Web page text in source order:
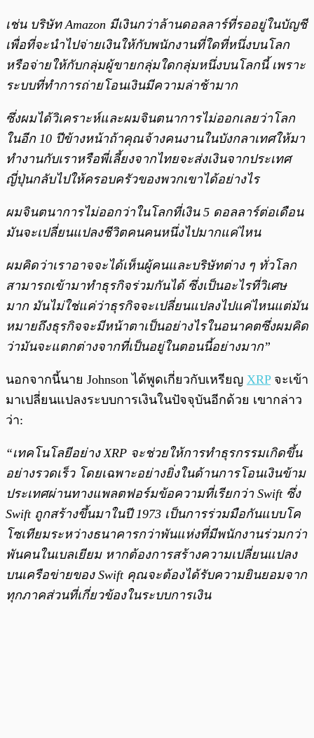
เช่น บริษัท Amazon มีเงินกว่าล้านดอลลาร์ที่รออยู่ในบัญชี
เพื่อที่จะนำไปจ่ายเงินให้กับพนักงานที่ใดที่หนึ่งบนโลก
หรือจ่ายให้กับกลุ่มผู้ขายกลุ่มใดกลุ่มหนึ่งบนโลกนี้ เพราะ
ระบบที่ทำการถ่ายโอนเงินมีความล่าช้ามาก
ซึ่งผมได้วิเคราะห์และผมจินตนาการไม่ออกเลยว่าโลก
ในอีก 10 ปีข้างหน้าถ้าคุณจ้างคนงานในบังกลาเทศให้มา
ทำงานกับเราหรือพี่เลี้ยงจากไทยจะส่งเงินจากประเทศ
ญี่ปุ่นกลับไปให้ครอบครัวของพวกเขาได้อย่างไร
ผมจินตนาการไม่ออกว่าในโลกที่เงิน 5 ดอลลาร์ต่อเดือน
มันจะเปลี่ยนแปลงชีวิตคนคนหนึ่งไปมากแค่ไหน
ผมคิดว่าเราอาจจะได้เห็นผู้คนและบริษัทต่าง ๆ ทั่วโลก
สามารถเข้ามาทำธุรกิจร่วมกันได้ ซึ่งเป็นอะไรที่วิเศษ
มาก มันไม่ใช่แค่ว่าธุรกิจจะเปลี่ยนแปลงไปแค่ไหนแต่มัน
หมายถึงธุรกิจจะมีหน้าตาเป็นอย่างไรในอนาคตซึ่งผมคิด
ว่ามันจะแตกต่างจากที่เป็นอยู่ในตอนนี้อย่างมาก”
นอกจากนี้นาย Johnson ได้พูดเกี่ยวกับเหรียญ XRPจะเข้า
มาเปลี่ยนแปลงระบบการเงินในปัจจุบันอีกด้วย เขากล่าว
ว่า:
“เทคโนโลยีอย่าง XRP จะช่วยให้การทำธุรกรรมเกิดขึ้น
อย่างรวดเร็ว โดยเฉพาะอย่างยิ่งในด้านการโอนเงินข้าม
ประเทศผ่านทางแพลตฟอร์มข้อความที่เรียกว่า Swift ซึ่ง
Swift ถูกสร้างขึ้นมาในปี 1973 เป็นการร่วมมือกันแบบโค
โซเทียมระหว่างธนาคารกว่าพันแห่งที่มีพนักงานร่วมกว่า
พันคนในเบลเยียม หากต้องการสร้างความเปลี่ยนแปลง
บนเครือข่ายของ Swift คุณจะต้องได้รับความยินยอมจาก
ทุกภาคส่วนที่เกี่ยวข้องในระบบการเงิน